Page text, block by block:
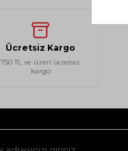
Ücretsiz Kargo
750 TL ve üzeri ücretsiz
kargo